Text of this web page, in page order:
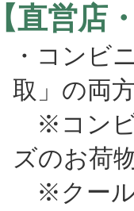
【直営店
・コンビ
取」の両
※コンビニ
ズのお荷
※クール宅